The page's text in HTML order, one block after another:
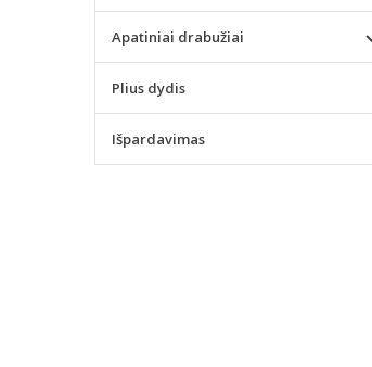
Apatiniai drabužiai
Plius dydis
Išpardavimas